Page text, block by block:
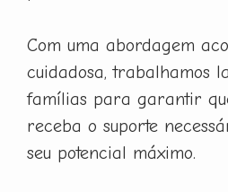
Com uma abordagem
cuidadosa, trabalhamos
famílias para garantir
receba o suporte
seu potencial máximo.